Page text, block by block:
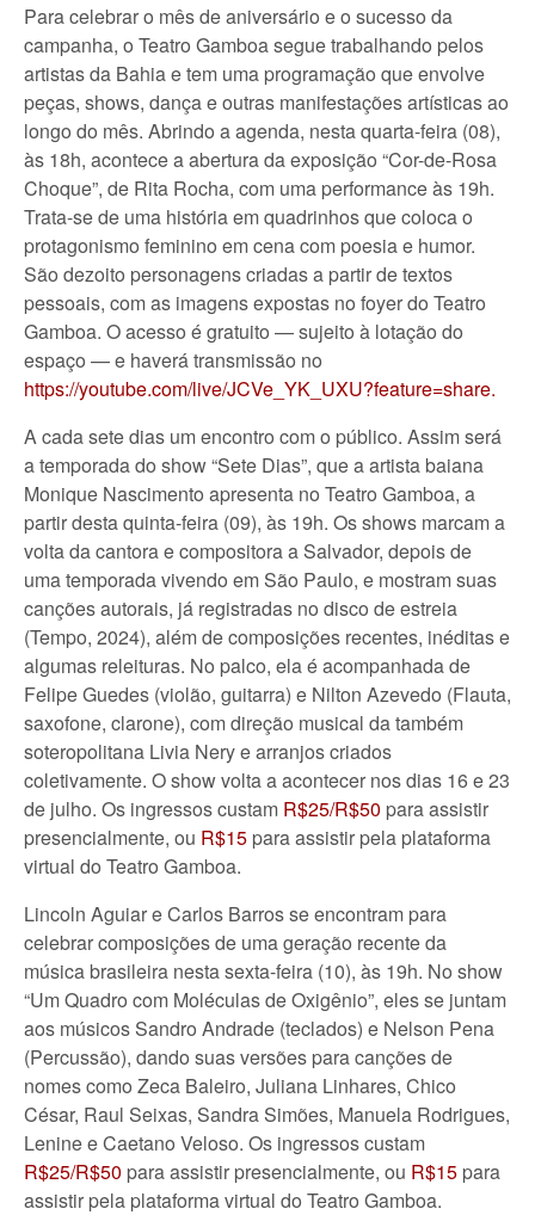
Para celebrar o mês de aniversário e o sucesso da
campanha, o Teatro Gamboa segue trabalhando pelos
artistas da Bahia e tem uma programação que envolve
peças, shows, dança e outras manifestações artísticas ao
longo do mês. Abrindo a agenda, nesta quarta-feira (08),
às 18h, acontece a abertura da exposição “Cor-de-Rosa
Choque”, de Rita Rocha, com uma performance às 19h.
Trata-se de uma história em quadrinhos que coloca o
protagonismo feminino em cena com poesia e humor.
São dezoito personagens criadas a partir de textos
pessoais, com as imagens expostas no foyer do Teatro
Gamboa. O acesso é gratuito — sujeito à lotação do
espaço — e haverá transmissão no
https://youtube.com/live/JCVe_YK_UXU?feature=share.
A cada sete dias um encontro com o público. Assim será
a temporada do show “Sete Dias”, que a artista baiana
Monique Nascimento apresenta no Teatro Gamboa, a
partir desta quinta-feira (09), às 19h. Os shows marcam a
volta da cantora e compositora a Salvador, depois de
uma temporada vivendo em São Paulo, e mostram suas
canções autorais, já registradas no disco de estreia
(Tempo, 2024), além de composições recentes, inéditas e
algumas releituras. No palco, ela é acompanhada de
Felipe Guedes (violão, guitarra) e Nilton Azevedo (Flauta,
saxofone, clarone), com direção musical da também
soteropolitana Livia Nery e arranjos criados
coletivamente. O show volta a acontecer nos dias 16 e 23
de julho. Os ingressos custam R$25/R$50 para assistir
presencialmente, ou R$15 para assistir pela plataforma
virtual do Teatro Gamboa.
Lincoln Aguiar e Carlos Barros se encontram para
celebrar composições de uma geração recente da
música brasileira nesta sexta-feira (10), às 19h. No show
“Um Quadro com Moléculas de Oxigênio”, eles se juntam
aos músicos Sandro Andrade (teclados) e Nelson Pena
(Percussão), dando suas versões para canções de
nomes como Zeca Baleiro, Juliana Linhares, Chico
César, Raul Seixas, Sandra Simões, Manuela Rodrigues,
Lenine e Caetano Veloso. Os ingressos custam
R$25/R$50 para assistir presencialmente, ou R$15 para
assistir pela plataforma virtual do Teatro Gamboa.